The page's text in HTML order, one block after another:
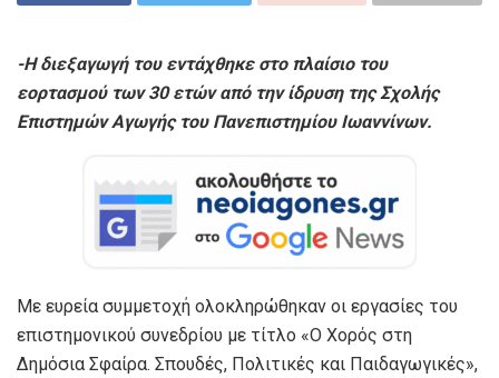
-Η διεξαγωγή του εντάχθηκε στο πλαίσιο του
εορτασμού των 30 ετών από την ίδρυση της Σχολής
Επιστημών Αγωγής του Πανεπιστημίου Ιωαννίνων.
Με ευρεία συμμετοχή ολοκληρώθηκαν οι εργασίες του
επιστημονικού συνεδρίου με τίτλο «Ο Χορός στη
Δημόσια Σφαίρα. Σπουδές, Πολιτικές και Παιδαγωγικές»,